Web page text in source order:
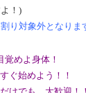
！)
り対象外となりま
覚めよ身体！
ぐ始めよう！！